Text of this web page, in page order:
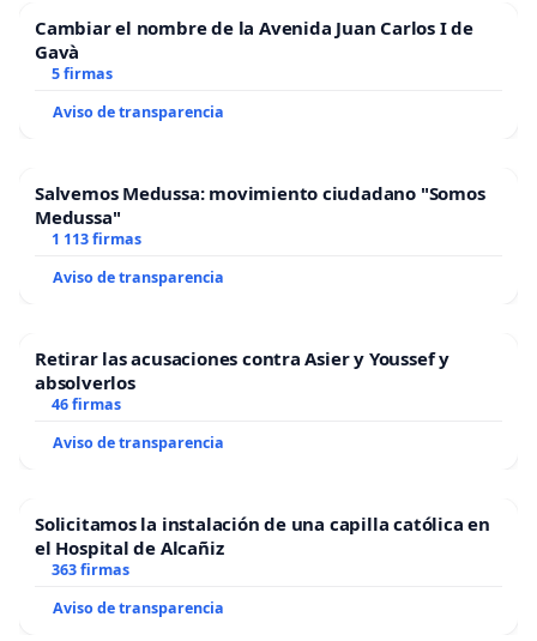
Cambiar el nombre de la Avenida Juan Carlos I de
Gavà
5 firmas
Aviso de transparencia
Salvemos Medussa: movimiento ciudadano "Somos
Medussa"
1 113 firmas
Aviso de transparencia
Retirar las acusaciones contra Asier y Youssef y
absolverlos
46 firmas
Aviso de transparencia
Solicitamos la instalación de una capilla católica en
el Hospital de Alcañiz
363 firmas
Aviso de transparencia